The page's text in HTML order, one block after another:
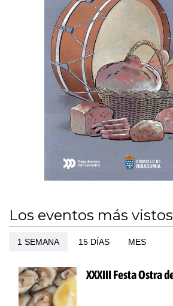
Los eventos más vistos
1 SEMANA 15 DÍAS MES
XXXIII Festa Ostra